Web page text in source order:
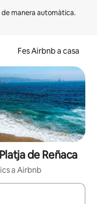
Fes Airbnb a casa
de Reñaca
a Airbnb
podràs navegar-hi a